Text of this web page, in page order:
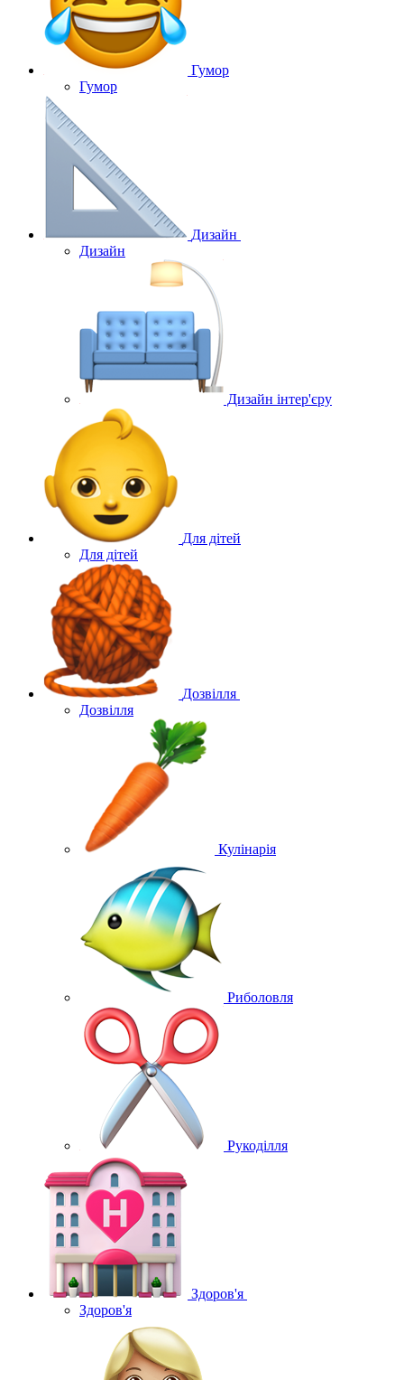
Гумор
Гумор
Дизайн
Дизайн
Дизайн інтер'єру
Для дітей
Для дітей
Дозвілля
Дозвілля
Кулінарія
Риболовля
Рукоділля
Здоров'я
Здоров'я